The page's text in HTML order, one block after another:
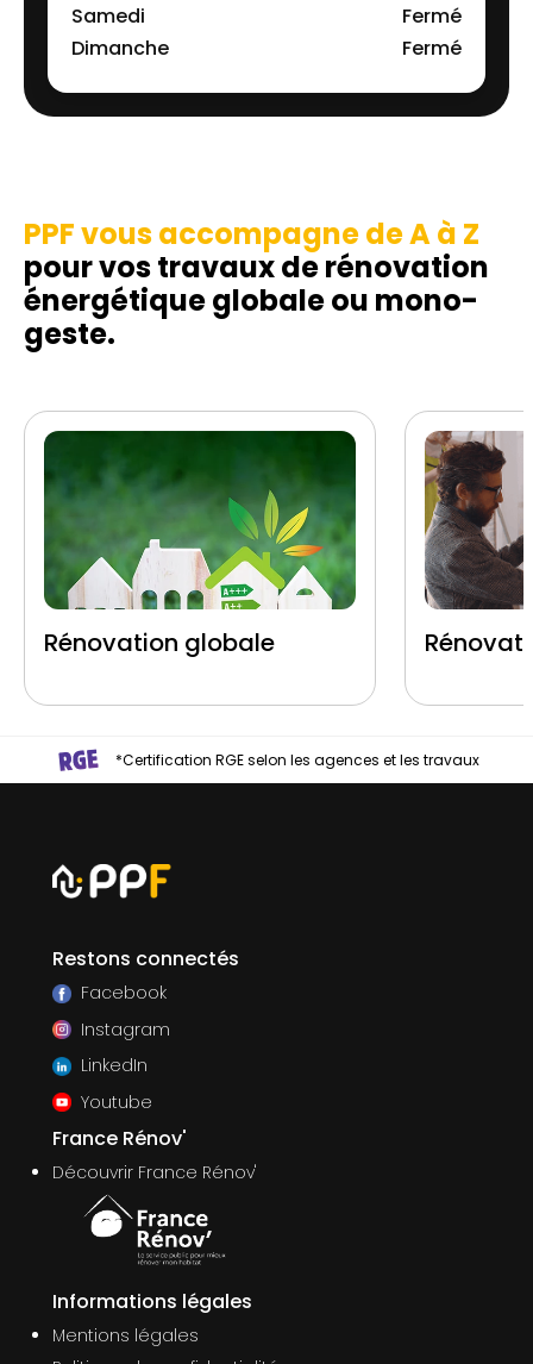
Samedi
Fermé
Dimanche
Fermé
PPF vous accompagne de A à Z
pour vos travaux de rénovation
énergétique globale ou mono-
geste.
Rénovation globale
*Certification RGE selon les agences et les travaux
Restons connectés
Facebook
Instagram
LinkedIn
Youtube
France Rénov'
Découvrir France Rénov'
Informations légales
Mentions légales